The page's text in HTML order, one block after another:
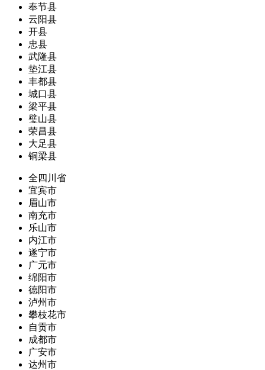
奉节县
云阳县
开县
忠县
武隆县
垫江县
丰都县
城口县
梁平县
璧山县
荣昌县
大足县
铜梁县
全四川省
宜宾市
眉山市
南充市
乐山市
内江市
遂宁市
广元市
绵阳市
德阳市
泸州市
攀枝花市
自贡市
成都市
广安市
达州市